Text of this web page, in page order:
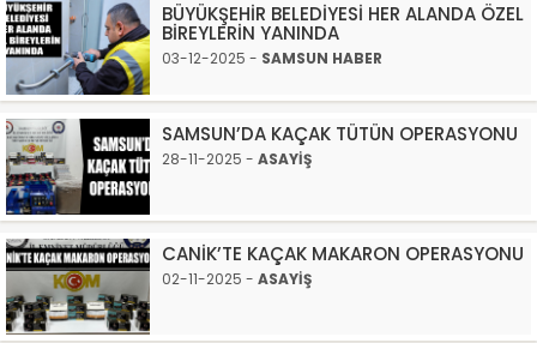
BÜYÜKŞEHİR BELEDİYESİ HER ALANDA ÖZEL
BİREYLERİN YANINDA
03-12-2025 - SAMSUN HABER
SAMSUN’DA KAÇAK TÜTÜN OPERASYONU
28-11-2025 - ASAYİŞ
CANİK’TE KAÇAK MAKARON OPERASYONU
02-11-2025 - ASAYİŞ